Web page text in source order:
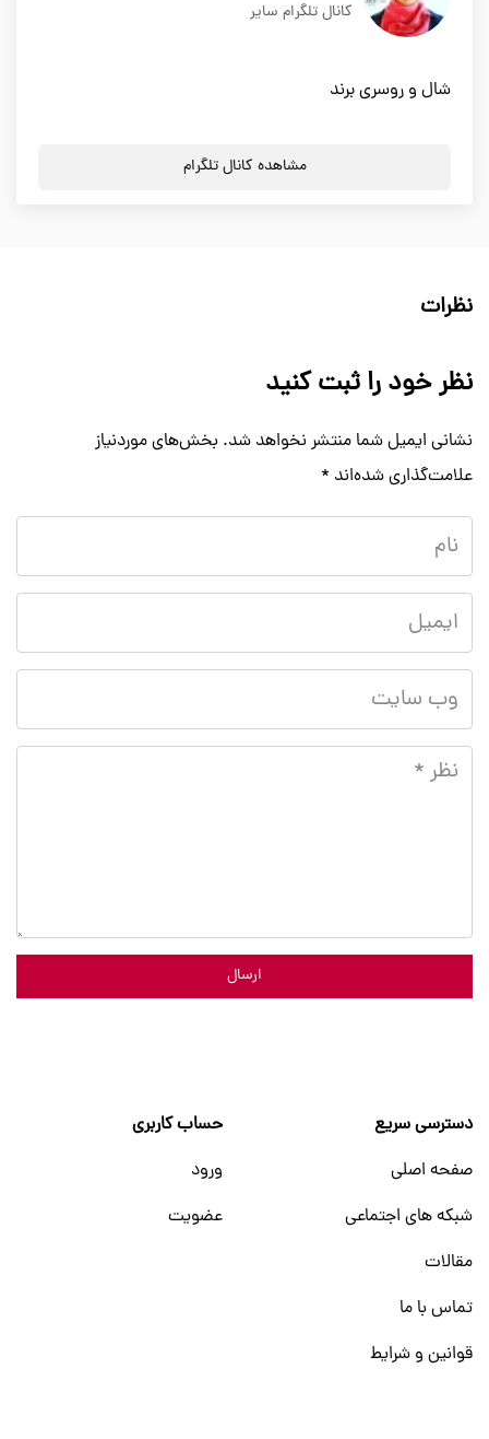
کانال تلگرام سایر
شال و روسری برند
مشاهده کانال تلگرام
نظرات
نظر خود را ثبت کنید
نشانی ایمیل شما منتشر نخواهد شد. بخش‌های موردنیاز
علامت‌گذاری شده‌اند *
ارسال
دسترسی سریع
صفحه اصلی
شبکه های اجتماعی
مقالات
تماس با ما
قوانین و شرایط
حساب کاربری
ورود
عضویت